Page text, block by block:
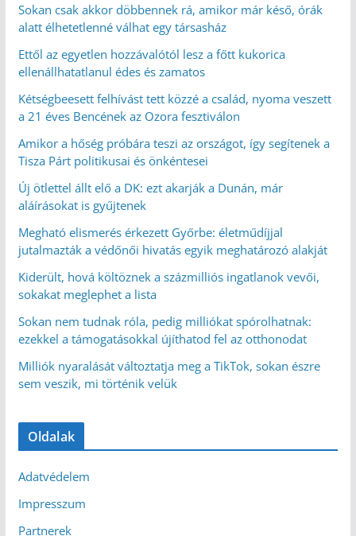
Sokan csak akkor döbbennek rá, amikor már késő, órák
alatt élhetetlenné válhat egy társasház
Ettől az egyetlen hozzávalótól lesz a főtt kukorica
ellenállhatatlanul édes és zamatos
Kétségbeesett felhívást tett közzé a család, nyoma veszett
a 21 éves Bencének az Ozora fesztiválon
Amikor a hőség próbára teszi az országot, így segítenek a
Tisza Párt politikusai és önkéntesei
Új ötlettel állt elő a DK: ezt akarják a Dunán, már
aláírásokat is gyűjtenek
Megható elismerés érkezett Győrbe: életműdíjjal
jutalmazták a védőnői hivatás egyik meghatározó alakját
Kiderült, hová költöznek a százmilliós ingatlanok vevői,
sokakat meglephet a lista
Sokan nem tudnak róla, pedig milliókat spórolhatnak:
ezekkel a támogatásokkal újíthatod fel az otthonodat
Milliók nyaralását változtatja meg a TikTok, sokan észre
sem veszik, mi történik velük
Oldalak
Adatvédelem
Impresszum
Partnerek